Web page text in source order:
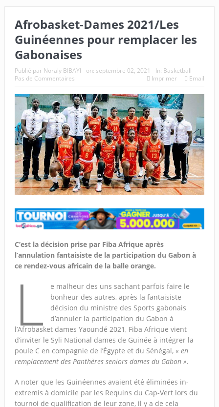
Afrobasket-Dames 2021/Les
Guinéennes pour remplacer les
Gabonaises
Publié par Noraly BIBAYI on: septembre 02, 2021 In: Basketball
Pas de Commentaires
Imprimer Email
C’est la décision prise par Fiba Afrique après
l’annulation fantaisiste de la participation du Gabon à
ce rendez-vous africain de la balle orange.
L
e malheur des uns sachant parfois faire le
bonheur des autres, après la fantaisiste
décision du ministre des Sports gabonais
d’annuler la participation du Gabon à
l’Afrobasket dames Yaoundé 2021, Fiba Afrique vient
d’inviter le Syli National dames de Guinée à intégrer la
poule C en compagnie de l’Égypte et du Sénégal, « en
remplacement des Panthères seniors dames du Gabon ».
A noter que les Guinéennes avaient été éliminées in-
extremis à domicile par les Requins du Cap-Vert lors du
tournoi de qualification de leur zone, il y a de cela